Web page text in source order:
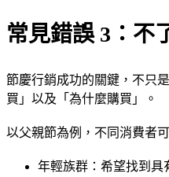
常見錯誤 3：不
節慶行銷成功的關鍵，不只
買」以及「為什麼購買」。
以父親節為例，不同消費者
年輕族群：希望找到具